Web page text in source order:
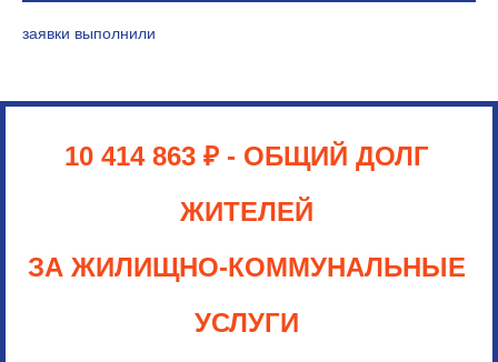
заявки выполнили
10 414 863 ₽ - ОБЩИЙ ДОЛГ
ЖИТЕЛЕЙ
ЗА ЖИЛИЩНО-КОММУНАЛЬНЫЕ
УСЛУГИ